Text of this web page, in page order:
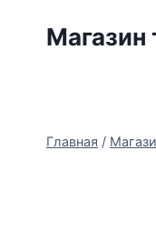
Магазин
Главная /